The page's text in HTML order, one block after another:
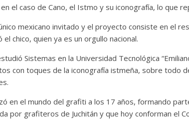
el caso de Cano, el Istmo y su iconografía, lo que
mexicano invitado y el proyecto consiste en el
el chico, quien ya es un orgullo nacional.
Sistemas en la Universidad Tecnológica
con toques de la iconografía istmeña, sobre todo
en el mundo del grafiti a los 17 años, formando
por grafiteros de Juchitán y que hoy conforman el